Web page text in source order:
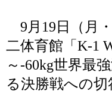
9月19日（月
二体育館「K-1
～-60kg世界最
る決勝戦への